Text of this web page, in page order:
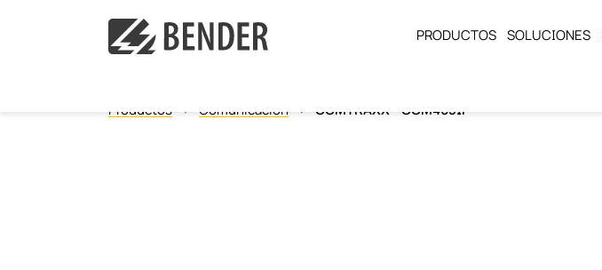
PRODUCTOS SOLUCIONES
Productos
Comunicación COMTRAXX® COM465IP